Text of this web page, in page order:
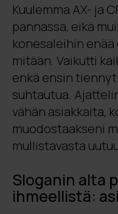
Kuulemma AX- ja
pannassa, eikä
konesaleihin
mitään. Vaikutti
enkä ensin
suhtautua.
vähän asiakkaita,
muodostaakseni
mullistavasta
Sloganin alta
ihmeellistä: